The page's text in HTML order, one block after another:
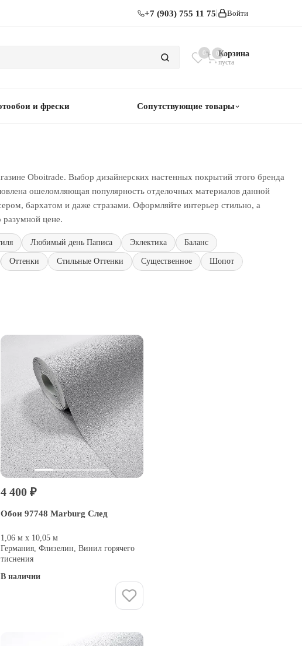
+7 (903) 755 11 75 Войти
0 0Корзина
пуста
и фрески Сопутствующие товары
Oboitrade. Выбор дизайнерских настенных покрытий этого бренда
ошеломляющая популярность отделочных материалов данной
бархатом и даже стразами. Оформляйте интерьер стильно, а
разумной цене.
Любимый день Паписа Эклектика Баланс
Оттенки Стильные Оттенки Существенное Шопот
4 400 ₽
Обои 97748 Marburg След
1,06 м х 10,05 м
Германия, Флизелин, Винил горячего
тиснения
В наличии